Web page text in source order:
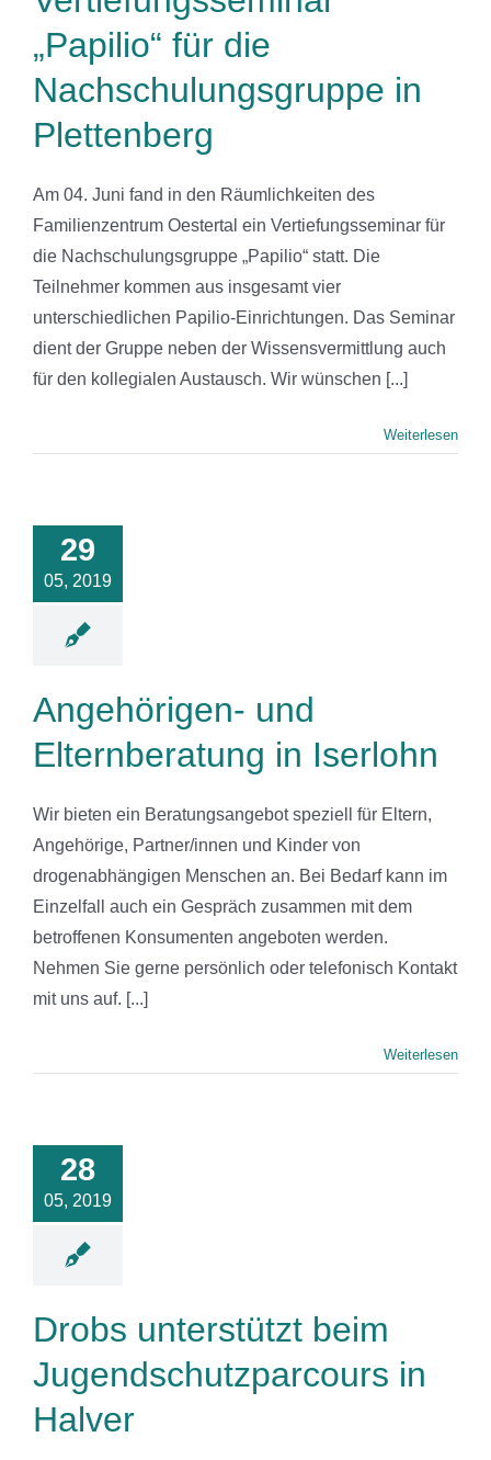
„Papilio“ für die
Nachschulungsgruppe in
Plettenberg
Am 04. Juni fand in den Räumlichkeiten des
Familienzentrum Oestertal ein Vertiefungsseminar für
die Nachschulungsgruppe „Papilio“ statt. Die
Teilnehmer kommen aus insgesamt vier
unterschiedlichen Papilio-Einrichtungen. Das Seminar
dient der Gruppe neben der Wissensvermittlung auch
für den kollegialen Austausch. Wir wünschen [...]
Weiterlesen
29
05, 2019
und
in
Angehörigen- und
Elternberatung in Iserlohn
Wir bieten ein Beratungsangebot speziell für Eltern,
Angehörige, Partner/innen und Kinder von
drogenabhängigen Menschen an. Bei Bedarf kann im
Einzelfall auch ein Gespräch zusammen mit dem
betroffenen Konsumenten angeboten werden.
Nehmen Sie gerne persönlich oder telefonisch Kontakt
mit uns auf. [...]
Weiterlesen
28
05, 2019
beim
Halver
Drobs unterstützt beim
Jugendschutzparcours in
Halver